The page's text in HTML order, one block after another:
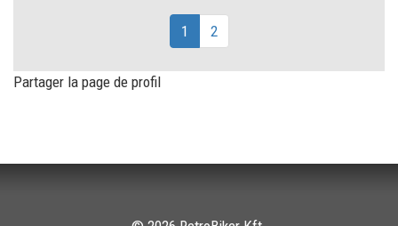
1 2
Partager la page de profil